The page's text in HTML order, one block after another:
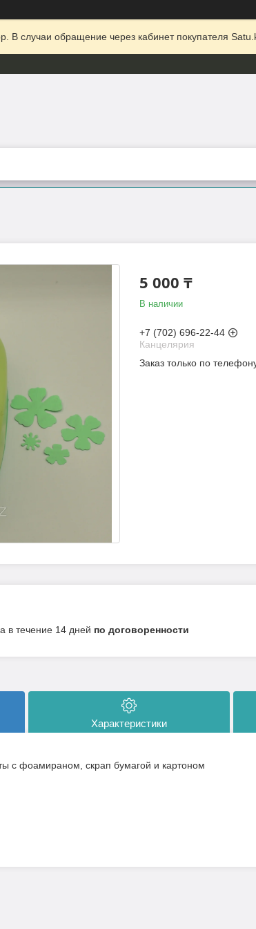
В случаи обращение через кабинет покупателя
5 000 ₸
В наличии
+7 (702) 696-22-44
Канцелярия
Заказ только по
в течение 14 дней по договоренности
Характеристики
с фоамираном, скрап бумагой и картоном